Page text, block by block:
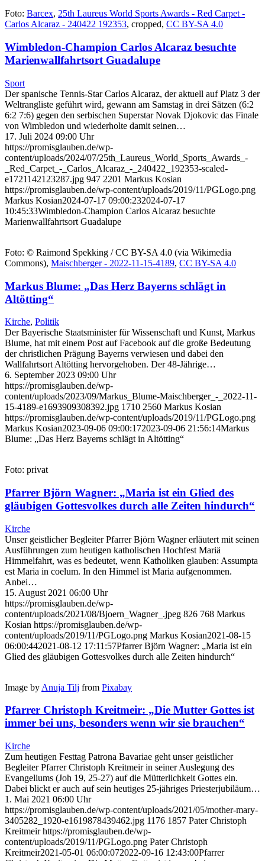
Foto: Barcex, 25th Laureus World Sports Awards - Red Carpet -
Carlos Alcaraz - 240422 192353, cropped, CC BY-SA 4.0
Wimbledon-Champion Carlos Alcaraz besuchte
Marienwallfahrtsort Guadalupe
Sport
Der spanische Tennis-Star Carlos Alcaraz, der aktuell auf Platz 3 der
Weltrangliste geführt wird, gewann am Samstag in drei Sätzen (6:2
6:2 7:6) gegen den serbischen Superstar Novak Djokovic das Finale
von Wimbledon und wiederholte damit seinen…
17. Juli 2024 09:00 Uhr
https://promisglauben.de/wp-
content/uploads/2024/07/25th_Laureus_World_Sports_Awards_-
_Red_Carpet_-_Carlos_Alcaraz_-_240422_192353-scaled-
e1721142123287.jpg 947 2201 Markus Kosian
https://promisglauben.de/wp-content/uploads/2019/11/PGLogo.png
Markus Kosian2024-07-17 09:00:232024-07-17
10:45:33Wimbledon-Champion Carlos Alcaraz besuchte
Marienwallfahrtsort Guadalupe
Foto: © Raimond Spekking / CC BY-SA 4.0 (via Wikimedia
Commons), Maischberger - 2022-11-15-4189, CC BY-SA 4.0
Markus Blume: „Das Herz Bayerns schlägt in
Altötting“
Kirche, Politik
Der Bayerische Staatsminister für Wissenschaft und Kunst, Markus
Blume, hat mit einem Post auf Facebook auf die große Bedeutung
der christlichen Prägung Bayerns verwiesen und dabei den
Wallfahrtsort Altötting hervorgehoben. Der 48-Jährige…
6. September 2023 09:00 Uhr
https://promisglauben.de/wp-
content/uploads/2023/09/Markus_Blume-Maischberger_-_2022-11-
15-4189-e1693909308392.jpg 1710 2560 Markus Kosian
https://promisglauben.de/wp-content/uploads/2019/11/PGLogo.png
Markus Kosian2023-09-06 09:00:172023-09-06 21:56:14Markus
Blume: „Das Herz Bayerns schlägt in Altötting“
Foto: privat
Pfarrer Björn Wagner: „Maria ist ein Glied des
gläubigen Gottesvolkes durch alle Zeiten hindurch“
Kirche
Unser geistlicher Begleiter Pfarrer Björn Wagner erläutert mit seinen
Ausführungen zum heutigen katholischen Hochfest Mariä
Himmelfahrt, was es bedeutet, wenn Katholiken glauben: Assumpta
est Maria in coelum. In den Himmel ist Maria aufgenommen.
Anbei…
15. August 2021 06:00 Uhr
https://promisglauben.de/wp-
content/uploads/2021/08/Bjoern_Wagner_.jpeg 826 768 Markus
Kosian https://promisglauben.de/wp-
content/uploads/2019/11/PGLogo.png Markus Kosian2021-08-15
06:00:442021-08-12 17:11:57Pfarrer Björn Wagner: „Maria ist ein
Glied des gläubigen Gottesvolkes durch alle Zeiten hindurch“
Image by Anuja Tilj from Pixabay
Pfarrer Christoph Kreitmeir: „Die Mutter Gottes ist
immer bei uns, besonders wenn wir sie brauchen“
Kirche
Zum heutigen Festtag Patrona Bavariae geht unser geistlicher
Begleiter Pfarrer Christoph Kreitmeir in seiner Auslegung des
Evangeliums (Joh 19, 25-27) auf die Mütterlichkeit Gottes ein.
Dabei blickt er auch auf sein heutiges 25-jähriges Priesterjubiläum…
1. Mai 2021 06:00 Uhr
https://promisglauben.de/wp-content/uploads/2021/05/mother-mary-
3405282_1920-e1619878439462.jpg 1176 1857 Pater Christoph
Kreitmeir https://promisglauben.de/wp-
content/uploads/2019/11/PGLogo.png Pater Christoph
Kreitmeir2021-05-01 06:00:072022-09-16 12:43:00Pfarrer